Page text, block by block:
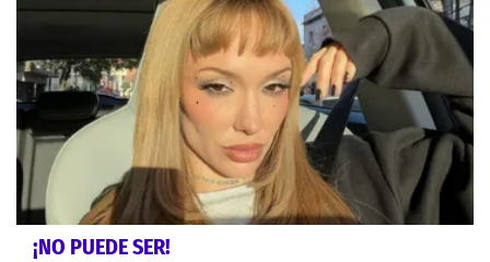
¡NO PUEDE SER!